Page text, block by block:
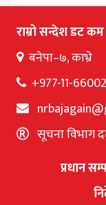
राम्रो सन्देश डट कम
बनेपा–७, काभ्रे
+977-11-
सूचना विभाग
प्रधान